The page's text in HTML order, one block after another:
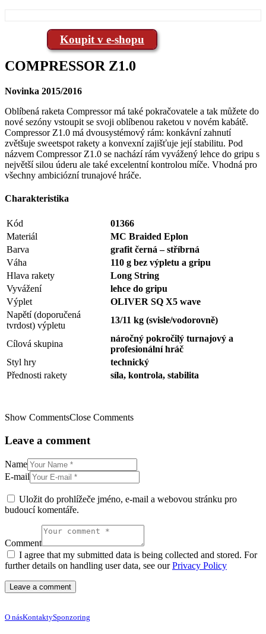
Koupit v e-shopu
COMPRESSOR Z1.0
Novinka 2015/2016
Oblíbená raketa Compressor má také pokračovatele a tak můžete do
nové sezóny vstoupit se svoji oblíbenou raketou v novém kabátě.
Compressor Z1.0 má dvousystémový rám: konkávní zahnutí
zvětšuje sweetspot rakety a konvexní zajišťuje její stabilitu. Pod
názvem Compressor Z1.0 se nachází rám vyvážený lehce do gripu s
největší silou úderu ale také excelentní kontrolou míče. Vhodná pro
všechny ambiciózní trunajové hráče.
Charakteristika
Kód
01366
Materiál
MC Braided Eplon
Barva
grafit černá – stříbrná
Váha
110 g bez výpletu a gripu
Hlava rakety
Long String
Vyvážení
lehce do gripu
Výplet
OLIVER SQ X5 wave
Napětí (doporučená
tvrdost) výpletu
13/11 kg (svisle/vodorovně)
Cílová skupina
náročný pokročilý turnajový a
profesionální hráč
Styl hry
technický
Přednosti rakety
síla, kontrola, stabilita
Show CommentsClose Comments
Leave a comment
Name
E-mail
Uložit do prohlížeče jméno, e-mail a webovou stránku pro
budoucí komentáře.
Comment
I agree that my submitted data is being collected and stored. For
further details on handling user data, see ourPrivacy Policy
O násKontaktySponzoring